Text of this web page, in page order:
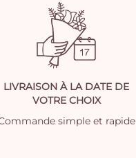
LIVRAISON À LA DATE DE
VOTRE CHOIX
simple et rapide